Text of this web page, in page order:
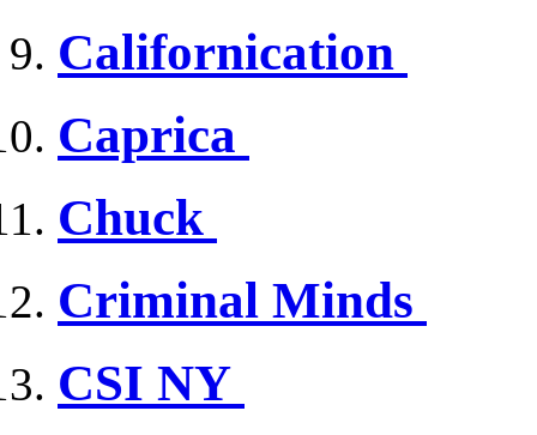
Californication
Caprica
Chuck
Criminal Minds
CSI NY